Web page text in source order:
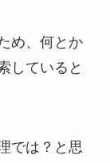
め、何とか
していると
では？と思